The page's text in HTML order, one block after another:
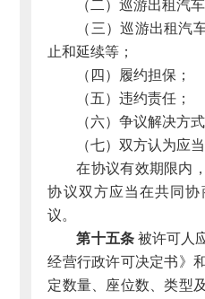
（二）巡游出租汽
（三）巡游出租汽
止和延续等；
（四）履约担保；
（五）违约责任；
（六）争议解决方式
（七）双方认为应
在协议有效期限内
协议双方应当在共同
议。
第十五条被许可人
经营行政许可决定书》
定数量、座位数、类型